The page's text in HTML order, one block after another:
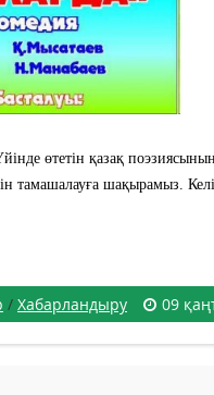
өтетін қазақ
тамашалауға шақырамыз.
/ Хабарландыру 09